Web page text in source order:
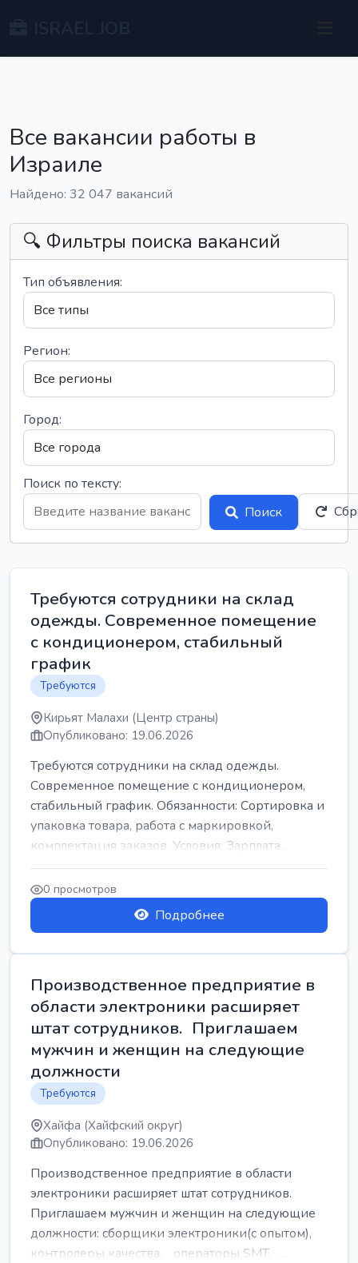
Все вакансии работы в
Израиле
Найдено: 32 047 вакансий
🔍 Фильтры поиска вакансий
Тип объявления:
Регион:
Город:
Поиск по тексту:
Поиск
Требуются сотрудники на склад
одежды. Современное помещение
с кондиционером, стабильный
график
Требуются
Кирьят Малахи (Центр страны)
Опубликовано: 19.06.2026
Требуются сотрудники на склад одежды.
Современное помещение с кондиционером,
стабильный график. Обязанности: Сортировка и
упаковка товара, работа с маркировкой,
комплектация заказов. Условия: Зарплата...
0 просмотров
Подробнее
Производственное предприятие в
области электроники расширяет
штат сотрудников. Приглашаем
мужчин и женщин на следующие
должности
Требуются
Хайфа (Хайфский округ)
Опубликовано: 19.06.2026
Производственное предприятие в области
электроники расширяет штат сотрудников.
Приглашаем мужчин и женщин на следующие
должности: сборщики электроники(с опытом),
контролеры качества, операторы SMT, ...